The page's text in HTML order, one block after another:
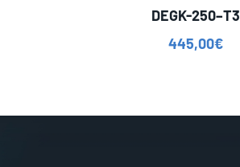
DEGK-250–T3
445,00€